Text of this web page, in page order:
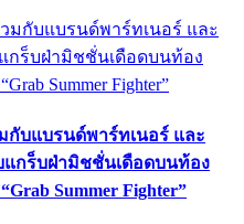
กับแบรนด์พาร์ทเนอร์ และ
กร็บฝ่ามิชชั่นเดือดบนท้อง
Summer Fighter”